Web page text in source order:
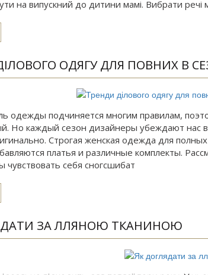
на випускний до дитини мамі. Вибрати речі
ОДЯГУ ДЛЯ ПОВНИХ В
одежды подчиняется многим правилам,
Но каждый сезон дизайнеры убеждают нас
Строгая женская одежда для
платья и различные комплекты.
чувствовать себя сногсшибат
ЗА ЛЛЯНОЮ ТКАНИНОЮ